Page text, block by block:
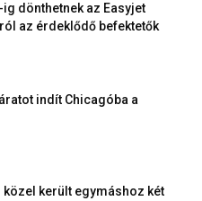
dönthetnek az Easyjet
az érdeklődő befektetők
indít Chicagóba a
közel került egymáshoz két